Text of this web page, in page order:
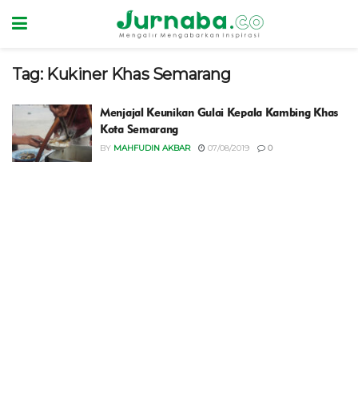
Tag: Kukiner Khas Semarang
Menjajal Keunikan Gulai Kepala Kambing Khas
Kota Semarang
BY MAHFUDIN AKBAR 07/08/2019 0